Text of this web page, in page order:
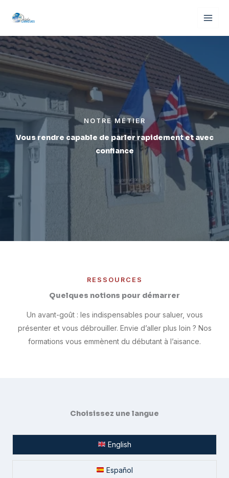
NOTRE MÉTIER
Vous rendre capable de parler rapidement et avec
confiance
RESSOURCES
Quelques notions pour démarrer
Un avant-goût : les indispensables pour saluer, vous
présenter et vous débrouiller. Envie d’aller plus loin ? Nos
formations vous emmènent du débutant à l’aisance.
Choisissez une langue
English
Español